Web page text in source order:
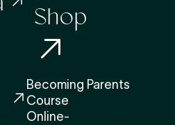
Shop
Becoming Parents
Course
Online-